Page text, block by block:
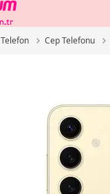
Telefon Cep Telefonu